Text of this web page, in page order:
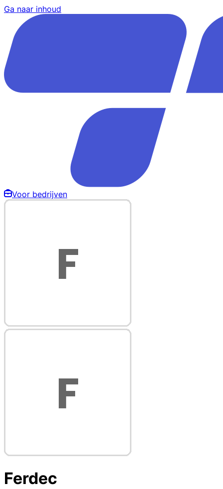
Ga naar inhoud
Voor bedrijven
Ferdec